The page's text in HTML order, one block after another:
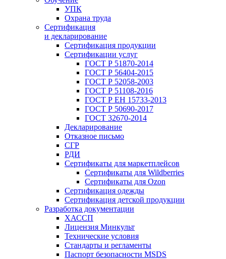
УПК
Охрана труда
Сертификация
и декларирование
Сертификация продукции
Сертификации услуг
ГОСТ Р 51870-2014
ГОСТ Р 56404-2015
ГОСТ Р 52058-2003
ГОСТ Р 51108-2016
ГОСТ Р ЕН 15733-2013
ГОСТ Р 50690-2017
ГОСТ 32670-2014
Декларирование
Отказное письмо
СГР
РДИ
Сертификаты для маркетплейсов
Сертификаты для Wildberries
Сертификаты для Ozon
Сертификация одежды
Сертификация детской продукции
Разработка документации
ХАССП
Лицензия Минкульт
Технические условия
Стандарты и регламенты
Паспорт безопасности MSDS